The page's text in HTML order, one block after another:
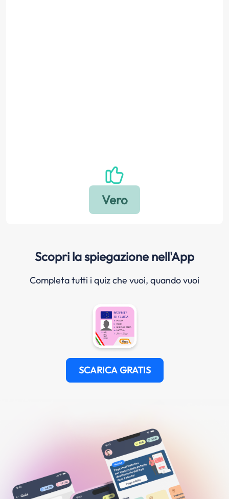
Scopri la spiegazione nell'App
Completa tutti i quiz che vuoi, quando vuoi
SCARICA GRATIS